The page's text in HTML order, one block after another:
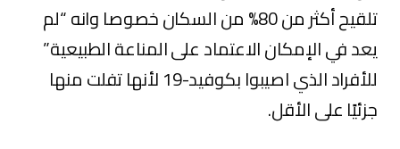
تلقيح أكثر من 80% من السكان خصوصا وانه “لم
يعد في الإمكان الاعتماد على المناعة الطبيعية”
للأفراد الذي اصيبوا بكوفيد-19 لأنها تفلت منها
جزئيًا على الأقل.